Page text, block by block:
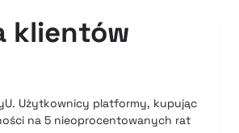
klientów
Użytkownicy platformy, kupując
na 5 nieoprocentowanych rat